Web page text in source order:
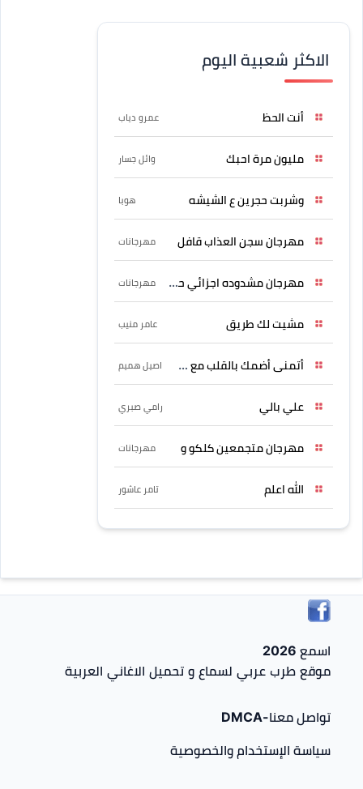
الاكثر شعبية اليوم
أنت الحظ عمرو دياب
مليون مرة احبك وائل جسار
وشربت حجرين ع الشيشه هوبا
مهرجان سجن العذاب قافل مهرجانات
مهرجان مشدوده اجزائي حربونى مهرجانات
مشيت لك طريق عامر منيب
أتمنى أضمك بالقلب مع حسين اصيل هميم
علي بالي رامي صبري
مهرجان متجمعين كلكو و مهرجانات
الله اعلم تامر عاشور
اسمع 2026
موقع طرب عربي لسماع و تحميل الاغاني العربية
تواصل معنا-DMCA
سياسة الإستخدام والخصوصية